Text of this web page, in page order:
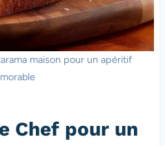
maison pour un apéritif
Chef pour un